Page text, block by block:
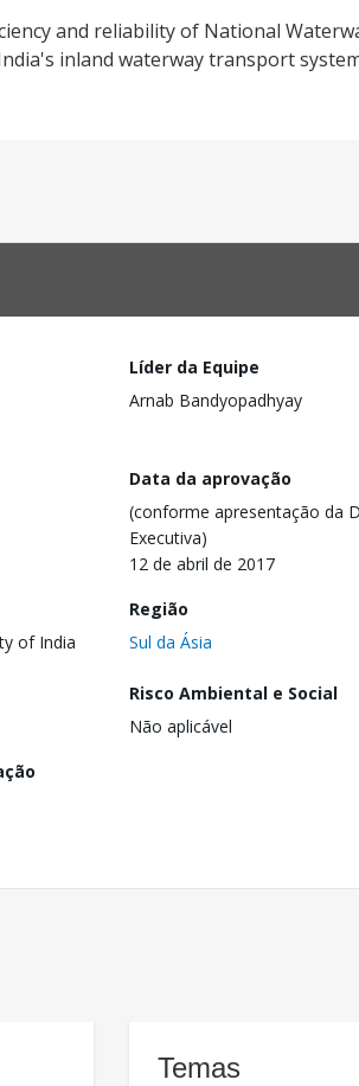
and reliability of National
inland waterway transport
Líder da Equipe
Arnab Bandyopadhyay
Data da aprovação
(conforme apresentação da
Executiva)
12 de abril de 2017
of India
Região
Sul da Ásia
Risco Ambiental e Social
Não aplicável
Temas